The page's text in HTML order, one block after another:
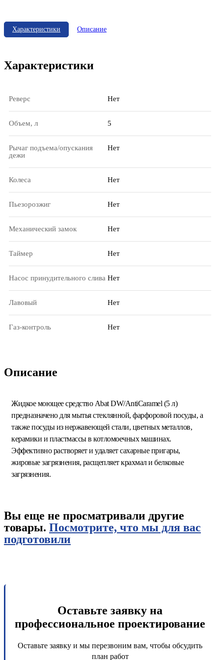
Характеристики Описание
Характеристики
Реверс Нет
Объем, л 5
Рычаг подъема/опускания
дежи
Нет
Колеса Нет
Пьезорозжиг Нет
Механический замок Нет
Таймер Нет
Насос принудительного слива Нет
Лавовый Нет
Газ-контроль Нет
Описание
Жидкое моющее средство Abat DW/AntiCaramel (5 л)
предназначено для мытья стеклянной, фарфоровой посуды, а
также посуды из нержавеющей стали, цветных металлов,
керамики и пластмассы в котломоечных машинах.
Эффективно растворяет и удаляет сахарные пригары,
жировые загрязнения, расщепляет крахмал и белковые
загрязнения.
Вы еще не просматривали другие
товары. Посмотрите, что мы для вас
подготовили
Оставьте заявку на
профессиональное проектирование
Оставьте заявку и мы перезвоним вам, чтобы обсудить
план работ